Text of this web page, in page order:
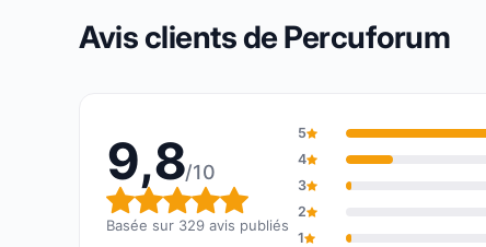
Avis clients de Percuforum
9,8/10
Note globale : 9,8 sur 10
Basée sur 329 avis publiés
5
4
3
2
1